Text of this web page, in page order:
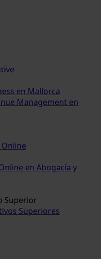
en Mallorca
Management en
en Abogacía y
Superior
Superiores